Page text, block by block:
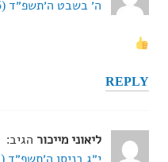
ה׳ בשבט ה׳תשפ״ד (15 בינואר 2024) בשעה 15:55
REPLY
ליאוני מייכור הגיב: